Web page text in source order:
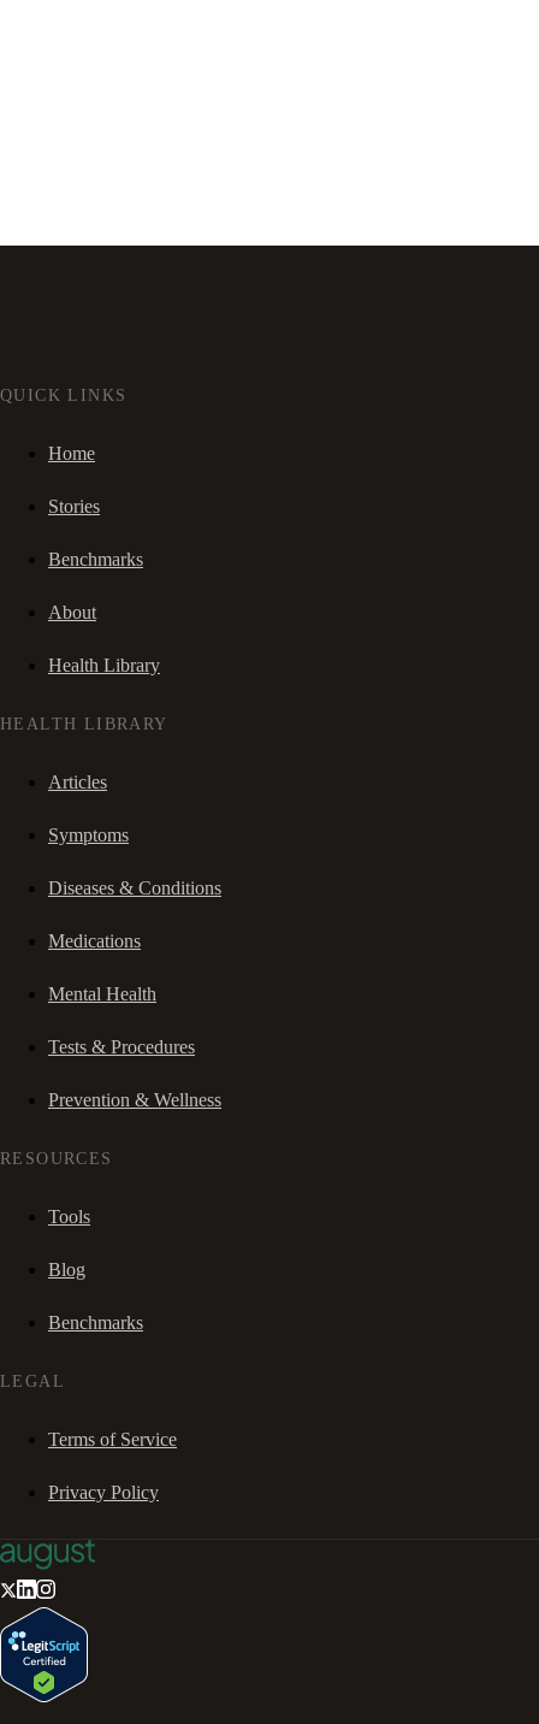
QUICK LINKS
Home
Stories
Benchmarks
About
Health Library
HEALTH LIBRARY
Articles
Symptoms
Diseases & Conditions
Medications
Mental Health
Tests & Procedures
Prevention & Wellness
RESOURCES
Tools
Blog
Benchmarks
LEGAL
Terms of Service
Privacy Policy